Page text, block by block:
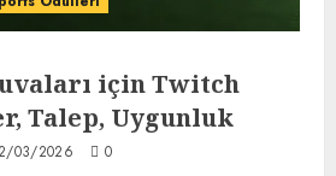
için Twitch
Talep, Uygunluk
03/2026 0